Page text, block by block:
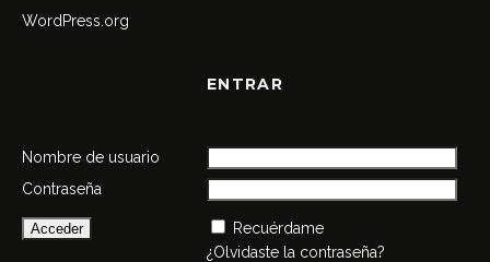
WordPress.org
ENTRAR
Nombre de usuario
Contraseña
Recuérdame
¿Olvidaste la contraseña?